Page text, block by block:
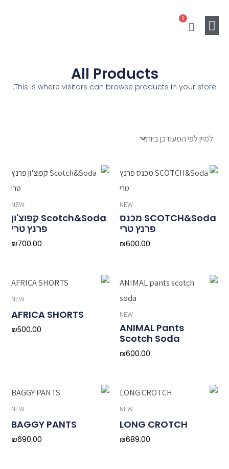
לתוכן
0
עגלת
All Products
This is where visitors can browse products in your store.
NEW
SCOTCH&Soda מכנס
פרנץ טרי
₪600.00
NEW
Scotch&Soda קפוצ'ון
פרנץ טרי
₪700.00
NEW
ANIMAL Pants
Scotch Soda
₪600.00
NEW
AFRICA SHORTS
₪500.00
NEW
LONG CROTCH
₪689.00
NEW
BAGGY PANTS
₪690.00